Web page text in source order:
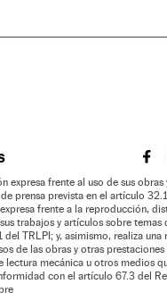
EL
expresa frente al uso de sus obras
prensa prevista en el artículo
frente a la reproducción,
trabajos y artículos sobre temas
TRLPI; y, asimismo, realiza una
de las obras y otras
lectura mecánica u otros medios
con el artículo 67.3 del